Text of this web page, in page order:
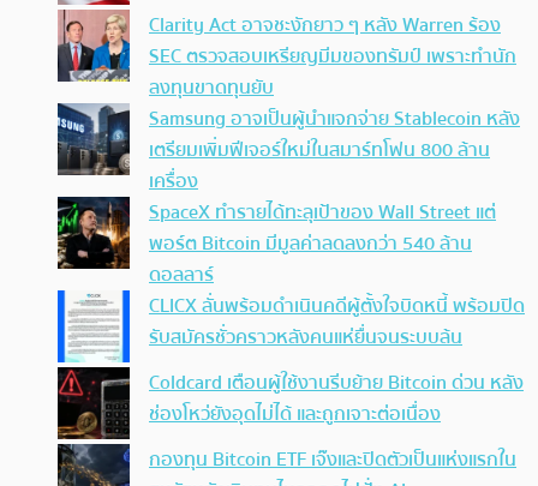
Clarity Act อาจชะงักยาว ๆ หลัง Warren ร้อง
SEC ตรวจสอบเหรียญมีมของทรัมป์ เพราะทำนัก
ลงทุนขาดทุนยับ
Samsung อาจเป็นผู้นำแจกจ่าย Stablecoin หลัง
เตรียมเพิ่มฟีเจอร์ใหม่ในสมาร์ทโฟน 800 ล้าน
เครื่อง
SpaceX ทำรายได้ทะลุเป้าของ Wall Street แต่
พอร์ต Bitcoin มีมูลค่าลดลงกว่า 540 ล้าน
ดอลลาร์
CLICX ลั่นพร้อมดำเนินคดีผู้ตั้งใจบิดหนี้ พร้อมปิด
รับสมัครชั่วคราวหลังคนแห่ยื่นจนระบบล้น
Coldcard เตือนผู้ใช้งานรีบย้าย Bitcoin ด่วน หลัง
ช่องโหว่ยังอุดไม่ได้ และถูกเจาะต่อเนื่อง
กองทุน Bitcoin ETF เจ๊งและปิดตัวเป็นแห่งแรกใน